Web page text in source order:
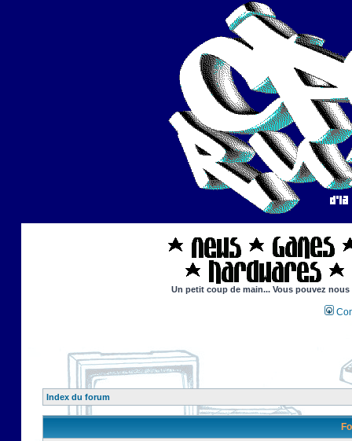
Un petit coup de main... Vous pouvez
Index du forum